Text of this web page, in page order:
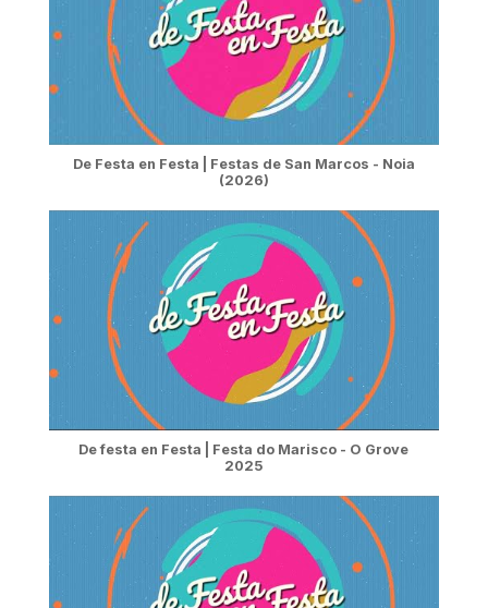
De Festa en Festa | Festas de San Marcos - Noia
(2026)
De festa en Festa | Festa do Marisco - O Grove
2025